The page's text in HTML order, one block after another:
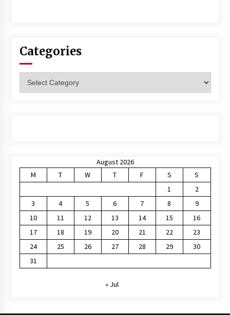
Categories
August 2026
M
T W T F S
S
1
2
3
4 5 6 7 8
9
10
11 12 13 14 15
16
17
18 19 20 21 22
23
24
25 26 27 28 29
30
31
« Jul